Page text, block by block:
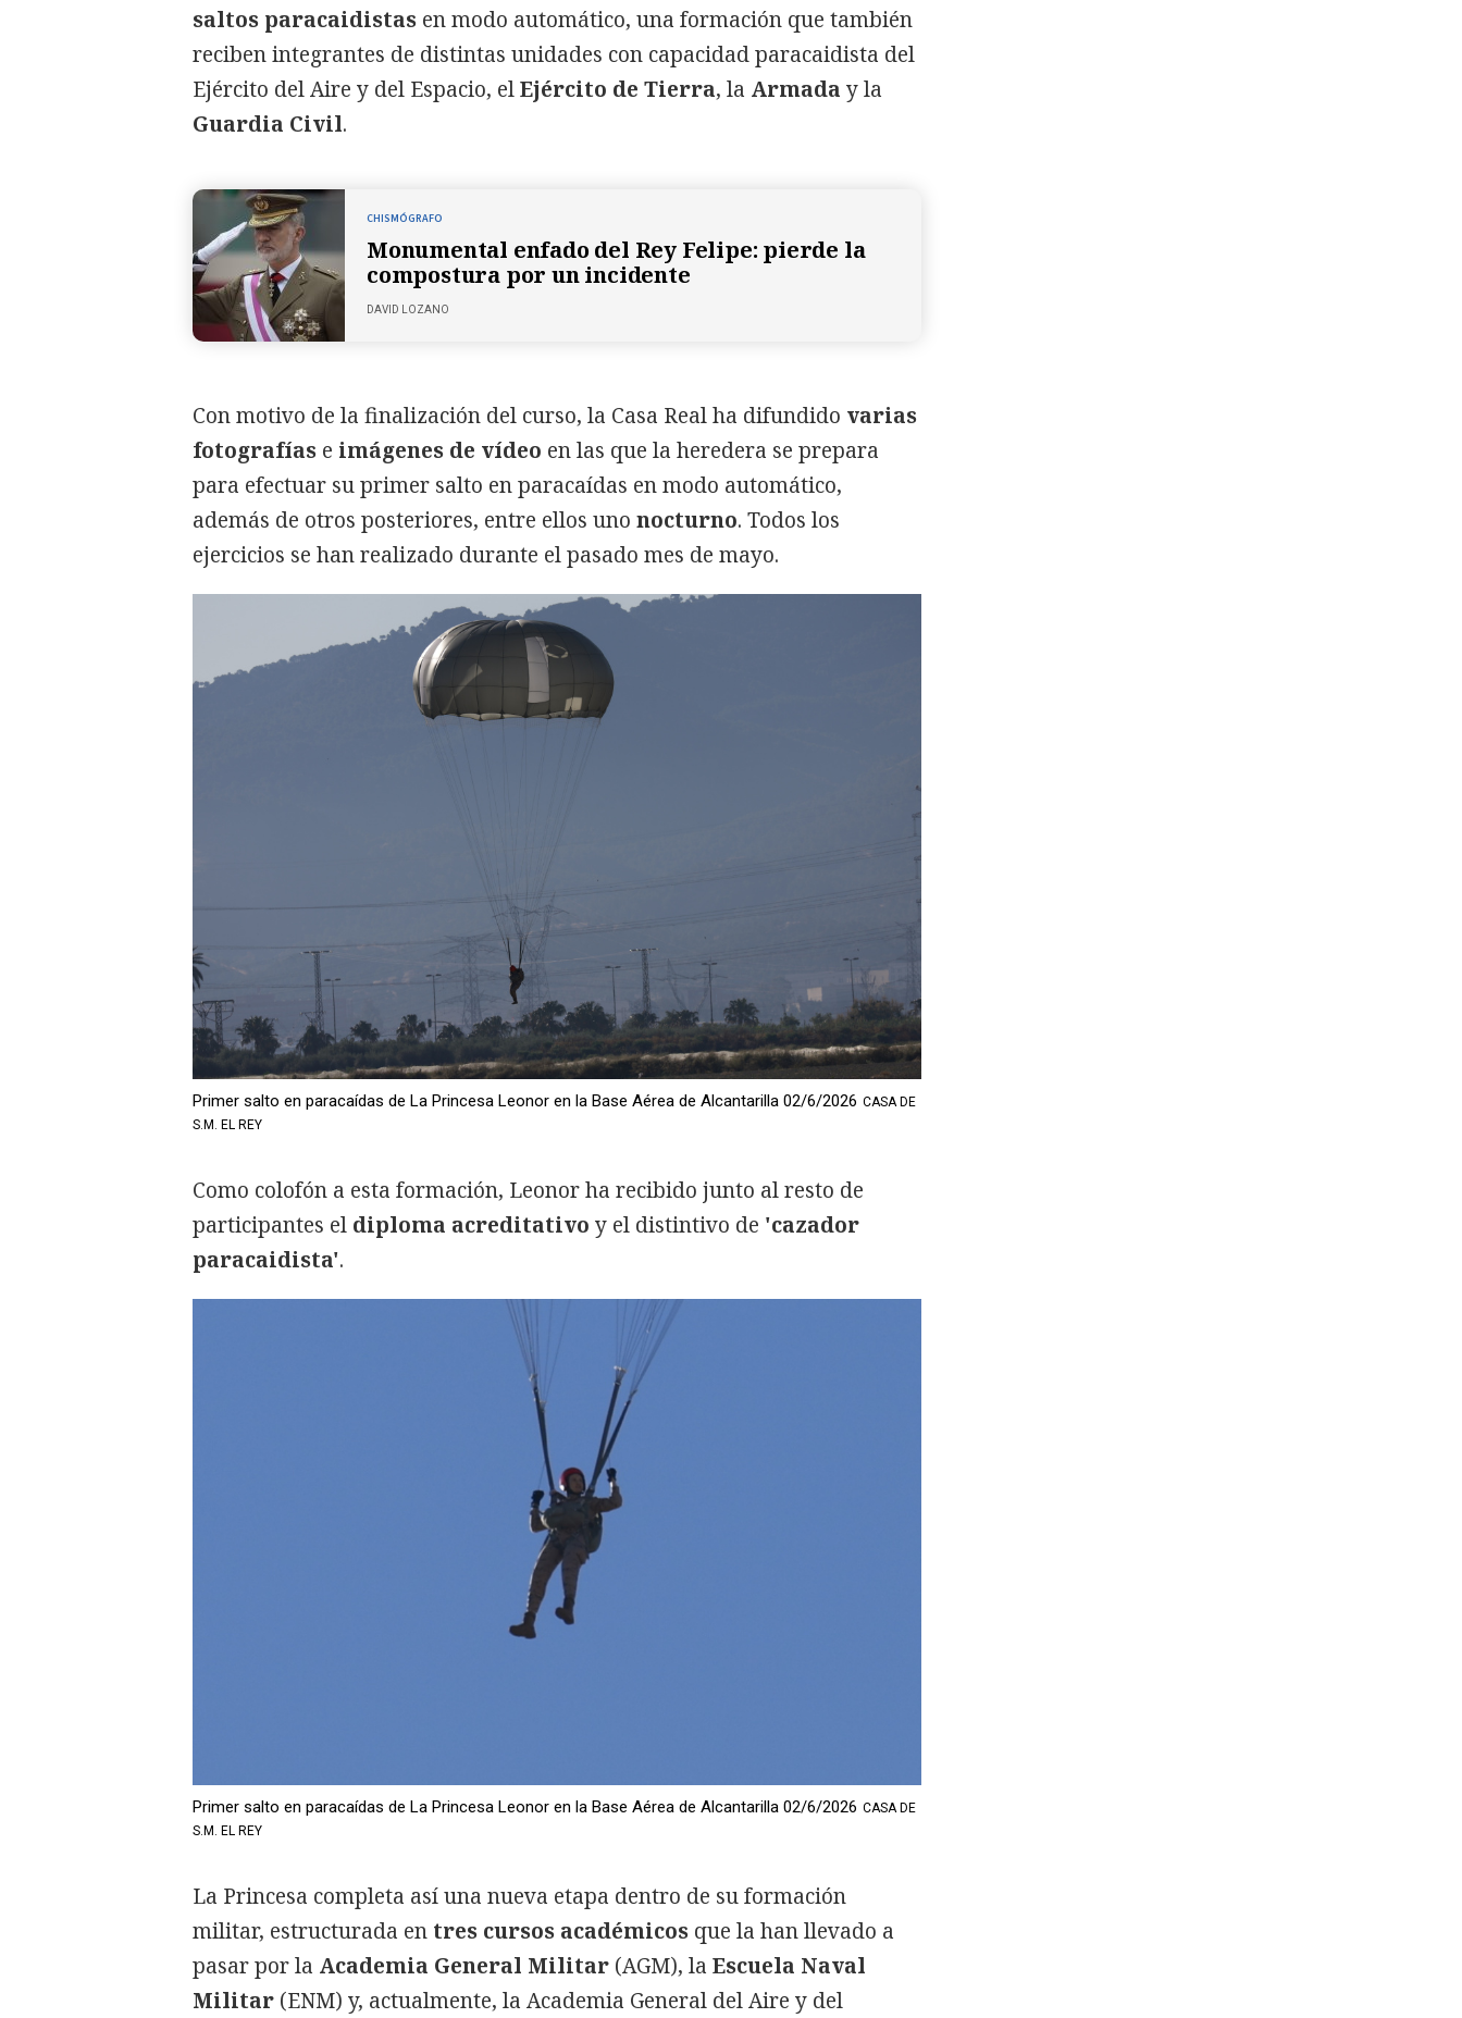
saltos paracaidistas en modo automático, una formación que también
reciben integrantes de distintas unidades con capacidad paracaidista del
Ejército del Aire y del Espacio, elEjército de Tierra, la Armada y la
Guardia Civil.
CHISMÓGRAFO
Monumental enfado del Rey Felipe: pierde la
compostura por un incidente
DAVID LOZANO
Con motivo de la finalización del curso, la Casa Real ha difundido varias
fotografías e imágenes de vídeo en las que la heredera se prepara
para efectuar su primer salto en paracaídas en modo automático,
además de otros posteriores, entre ellos uno nocturno. Todos los
ejercicios se han realizado durante el pasado mes de mayo.
Primer salto en paracaídas de La Princesa Leonor en la Base Aérea de Alcantarilla 02/6/2026 CASA DE
S.M. EL REY
Como colofón a esta formación, Leonor ha recibido junto al resto de
participantes el diploma acreditativo y el distintivo de 'cazador
paracaidista'.
Primer salto en paracaídas de La Princesa Leonor en la Base Aérea de Alcantarilla 02/6/2026 CASA DE
S.M. EL REY
La Princesa completa así una nueva etapa dentro de su formación
militar, estructurada en tres cursos académicos que la han llevado a
pasar por la Academia General Militar (AGM), la Escuela Naval
Militar (ENM) y, actualmente, la Academia General del Aire y del